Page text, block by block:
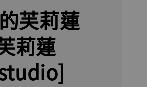
芙莉蓮
莉蓮